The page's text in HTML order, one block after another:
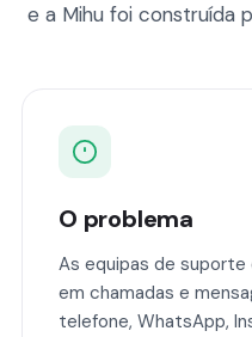
e a Mihu foi construída
O problema
As equipas de
em chamadas e
telefone, WhatsApp,